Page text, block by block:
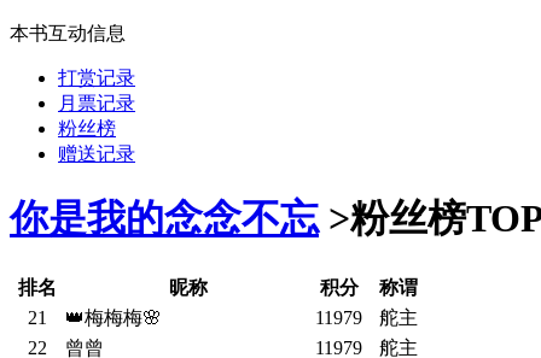
本书互动信息
打赏记录
月票记录
粉丝榜
赠送记录
你是我的念念不忘 >粉丝榜
排名 昵称 积分
称谓
21
👑梅梅梅🌸 11979
舵主
22
曾曾 11979
舵主